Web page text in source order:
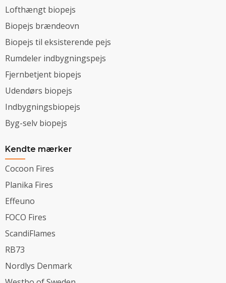
Lofthængt biopejs
Biopejs brændeovn
Biopejs til eksisterende pejs
Rumdeler indbygningspejs
Fjernbetjent biopejs
Udendørs biopejs
Indbygningsbiopejs
Byg-selv biopejs
Kendte mærker
Cocoon Fires
Planika Fires
Effeuno
FOCO Fires
ScandiFlames
RB73
Nordlys Denmark